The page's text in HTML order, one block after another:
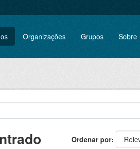
Organizações Grupos Sobre
Ordenar por